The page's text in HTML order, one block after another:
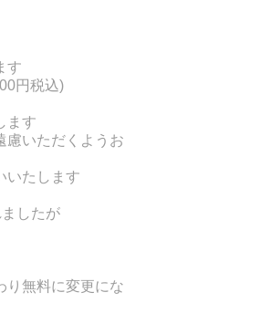
す
円税込)
ます
慮いただくようお
いたします
したが
り無料に変更にな